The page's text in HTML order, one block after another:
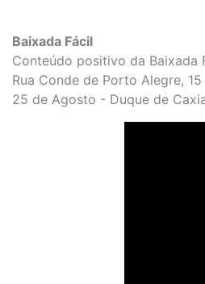
Baixada Fácil
Conteúdo positivo da Baixada
Rua Conde de Porto Alegre, 15
25 de Agosto - Duque de